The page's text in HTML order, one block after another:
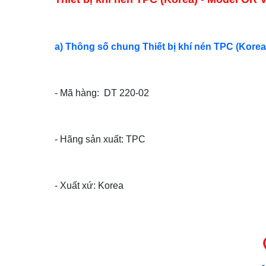
a) Thông số chung Thiết bị khí nén TPC
- Mã hàng: DT 220-02
- Hãng sản xuất: TPC
- Xuất xứ: Korea